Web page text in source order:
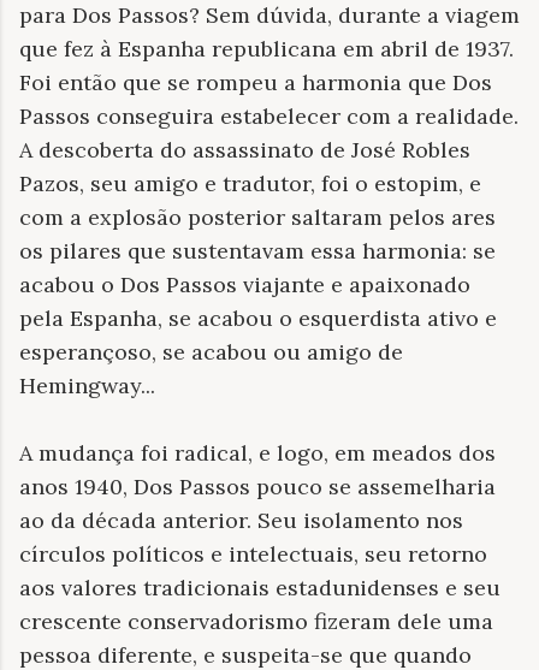
para Dos Passos? Sem dúvida, durante a viagem
que fez à Espanha republicana em abril de 1937.
Foi então que se rompeu a harmonia que Dos
Passos conseguira estabelecer com a realidade.
A descoberta do assassinato de José Robles
Pazos, seu amigo e tradutor, foi o estopim, e
com a explosão posterior saltaram pelos ares
os pilares que sustentavam essa harmonia: se
acabou o Dos Passos viajante e apaixonado
pela Espanha, se acabou o esquerdista ativo e
esperançoso, se acabou ou amigo de
Hemingway...
A mudança foi radical, e logo, em meados dos
anos 1940, Dos Passos pouco se assemelharia
ao da década anterior. Seu isolamento nos
círculos políticos e intelectuais, seu retorno
aos valores tradicionais estadunidenses e seu
crescente conservadorismo fizeram dele uma
pessoa diferente, e suspeita-se que quando